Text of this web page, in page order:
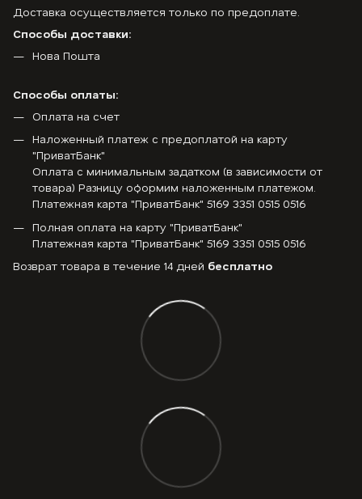
Доставка осуществляется только по предоплате.
Способы доставки:
Нова Пошта
Способы оплаты:
Оплата на счет
Наложенный платеж с предоплатой на карту
"ПриватБанк"
Оплата с минимальным задатком (в зависимости от
товара) Разницу оформим наложенным платежом.
Платежная карта "ПриватБанк" 5169 3351 0515 0516
Полная оплата на карту "ПриватБанк"
Платежная карта "ПриватБанк" 5169 3351 0515 0516
Возврат товара в течение 14 дней бесплатно